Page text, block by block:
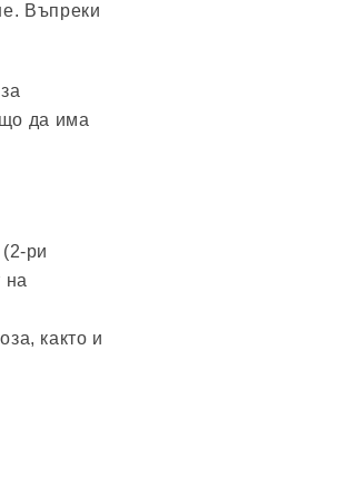
Въпреки
да има
ри
на
както и